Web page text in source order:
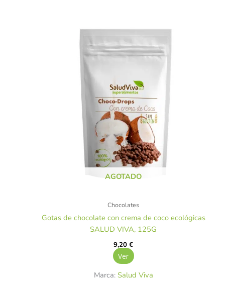
AGOTADO
Chocolates
Gotas de chocolate con crema de coco ecológicas
SALUD VIVA, 125G
9,20€
Ver
Marca: Salud Viva